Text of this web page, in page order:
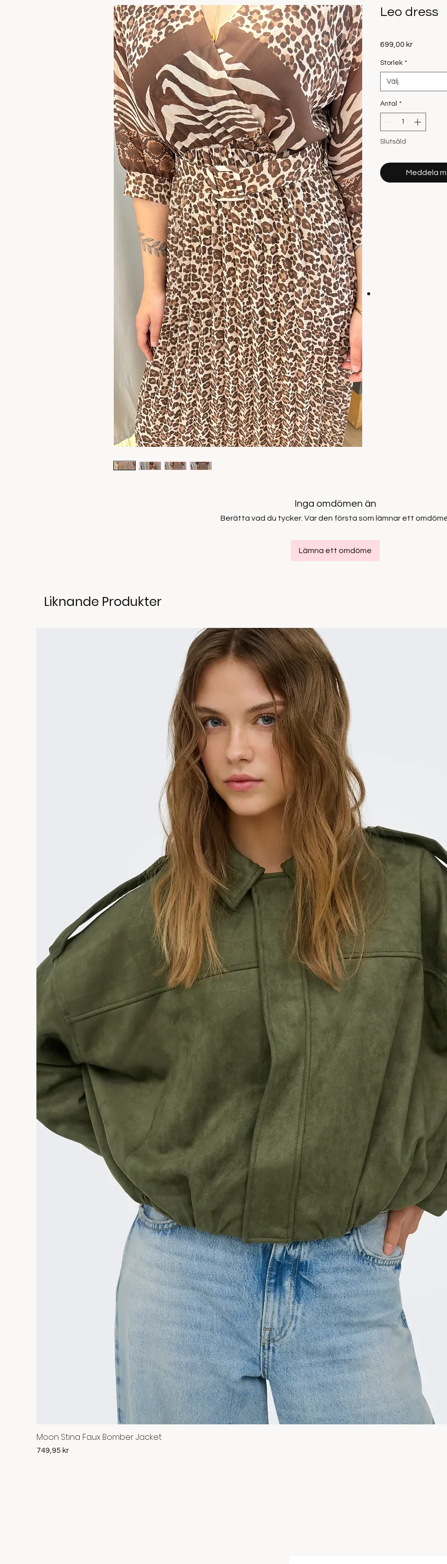
Leo dress
699,00 krPris
Storlek *
Välj
Antal *
Slutsåld
Meddela
Inga omdömen än
Berätta vad du tycker. Var den första som lämnar ett
Lämna ett omdöme
Liknande Produkter
Moon Stina Faux Bomber Jacket
Pris
749,95 kr